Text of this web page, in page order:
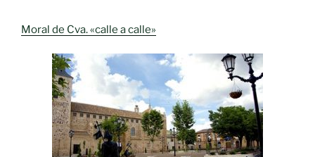
Moral de Cva. «calle a calle»